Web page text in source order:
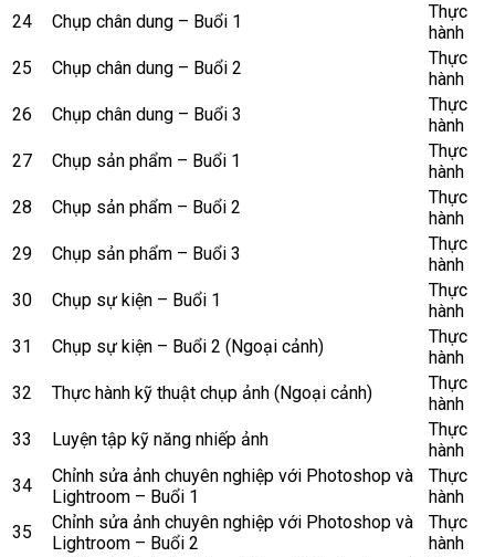
24
Chụp chân dung – Buổi 1
Thực
hành
25
Chụp chân dung – Buổi 2
Thực
hành
26
Chụp chân dung – Buổi 3
Thực
hành
27
Chụp sản phẩm – Buổi 1
Thực
hành
28
Chụp sản phẩm – Buổi 2
Thực
hành
29
Chụp sản phẩm – Buổi 3
Thực
hành
30
Chụp sự kiện – Buổi 1
Thực
hành
31
Chụp sự kiện – Buổi 2 (Ngoại cảnh)
Thực
hành
32
Thực hành kỹ thuật chụp ảnh (Ngoại cảnh)
Thực
hành
33
Luyện tập kỹ năng nhiếp ảnh
Thực
hành
34
Chỉnh sửa ảnh chuyên nghiệp với Photoshop và
Lightroom – Buổi 1
Thực
hành
35
Chỉnh sửa ảnh chuyên nghiệp với Photoshop và
Lightroom – Buổi 2
Thực
hành